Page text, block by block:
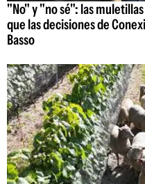
"No" y "no sé": las
que las decisiones de
Basso